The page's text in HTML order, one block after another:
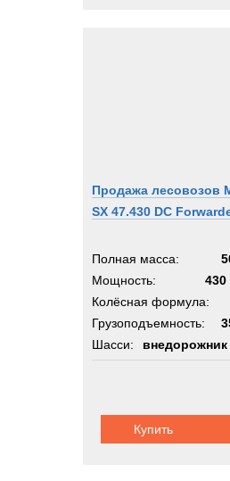
Продажа лесовозов
SX 47.430 DC
Полная масса:
Мощность:
430
Колёсная формула:
Грузоподъемность:
Шасси:
внедорожник
Купить